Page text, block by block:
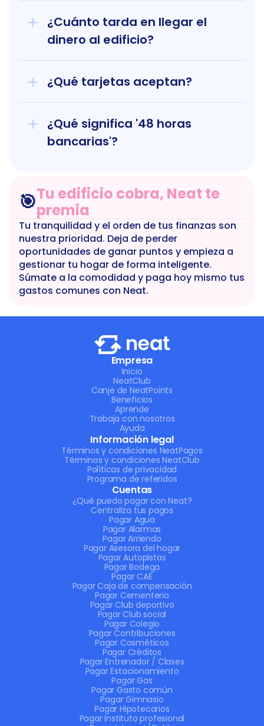
¿Cuánto tarda en llegar el
dinero al edificio?
¿Qué tarjetas aceptan?
¿Qué significa '48 horas
bancarias'?
🎯Tu edificio cobra, Neat te
premia
Tu tranquilidad y el orden de tus finanzas son
nuestra prioridad. Deja de perder
oportunidades de ganar puntos y empieza a
gestionar tu hogar de forma inteligente.
Súmate a la comodidad y paga hoy mismo tus
gastos comunes con Neat.
Empresa
Inicio
NeatClub
Canje de NeatPoints
Beneficios
Aprende
Trabaja con nosotros
Ayuda
Información legal
Términos y condiciones NeatPagos
Términos y condiciones NeatClub
Políticas de privacidad
Programa de referidos
Cuentas
¿Qué puedo pagar con Neat?
Centraliza tus pagos
Pagar Agua
Pagar Alarmas
Pagar Arriendo
Pagar Asesora del hogar
Pagar Autopistas
Pagar Bodega
Pagar CAE
Pagar Caja de compensación
Pagar Cementerio
Pagar Club deportivo
Pagar Club social
Pagar Colegio
Pagar Contribuciones
Pagar Cosméticos
Pagar Créditos
Pagar Entrenador / Clases
Pagar Estacionamiento
Pagar Gas
Pagar Gasto común
Pagar Gimnasio
Pagar Hipotecarios
Pagar Instituto profesional